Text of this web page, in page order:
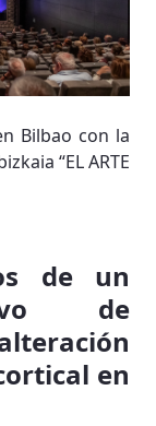
Bilbao con la
“EL ARTE
de un
de
en